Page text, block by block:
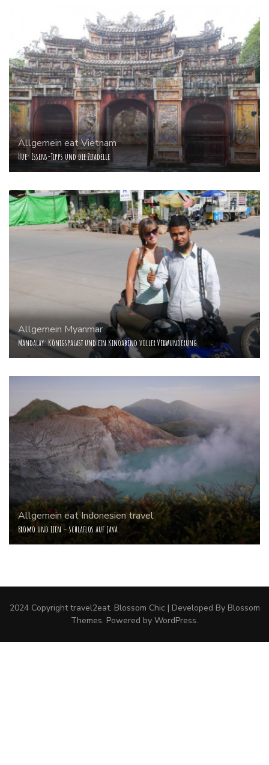
Allgemein eatVietnam
Hue: Essens-Tipps und die Zitadelle
Allgemein Myanmar
Mandalay: Königspalast und ein Kinoabend voller Verwunderung
Allgemeineat Indonesien travel
Bromo und Ijen – schlaflos auf Java
2024 Copyrighttravel2eat. Blossom Chic | Developed By Blossom
Themes. Powered by WordPress.